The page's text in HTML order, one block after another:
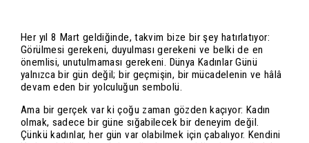
Her yıl 8 Mart geldiğinde, takvim bize bir şey hatırlatıyor:
Görülmesi gerekeni, duyulması gerekeni ve belki de en
önemlisi, unutulmaması gerekeni. Dünya Kadınlar Günü
yalnızca bir gün değil; bir geçmişin, bir mücadelenin ve hâlâ
devam eden bir yolculuğun sembolü.
Ama bir gerçek var ki çoğu zaman gözden kaçıyor: Kadın
olmak, sadece bir güne sığabilecek bir deneyim değil.
Çünkü kadınlar, her gün var olabilmek için çabalıyor. Kendini